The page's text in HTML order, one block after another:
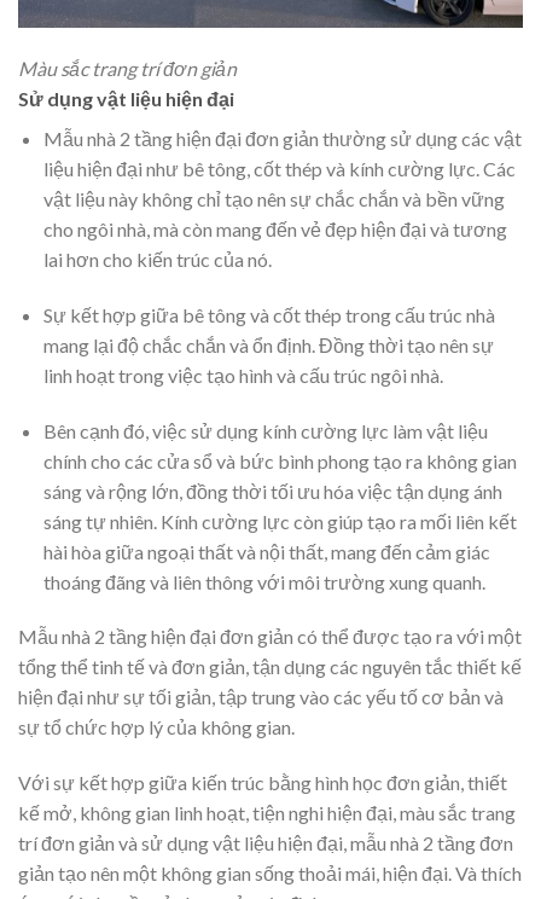
Màu sắc trang trí đơn giản
Sử dụng vật liệu hiện đại
Mẫu nhà 2 tầng hiện đại đơn giản thường sử dụng các vật
liệu hiện đại như bê tông, cốt thép và kính cường lực. Các
vật liệu này không chỉ tạo nên sự chắc chắn và bền vững
cho ngôi nhà, mà còn mang đến vẻ đẹp hiện đại và tương
lai hơn cho kiến trúc của nó.
Sự kết hợp giữa bê tông và cốt thép trong cấu trúc nhà
mang lại độ chắc chắn và ổn định. Đồng thời tạo nên sự
linh hoạt trong việc tạo hình và cấu trúc ngôi nhà.
Bên cạnh đó, việc sử dụng kính cường lực làm vật liệu
chính cho các cửa sổ và bức bình phong tạo ra không gian
sáng và rộng lớn, đồng thời tối ưu hóa việc tận dụng ánh
sáng tự nhiên. Kính cường lực còn giúp tạo ra mối liên kết
hài hòa giữa ngoại thất và nội thất, mang đến cảm giác
thoáng đãng và liên thông với môi trường xung quanh.
Mẫu nhà 2 tầng hiện đại đơn giản có thể được tạo ra với một
tổng thể tinh tế và đơn giản, tận dụng các nguyên tắc thiết kế
hiện đại như sự tối giản, tập trung vào các yếu tố cơ bản và
sự tổ chức hợp lý của không gian.
Với sự kết hợp giữa kiến trúc bằng hình học đơn giản, thiết
kế mở, không gian linh hoạt, tiện nghi hiện đại, màu sắc trang
trí đơn giản và sử dụng vật liệu hiện đại, mẫu nhà 2 tầng đơn
giản tạo nên một không gian sống thoải mái, hiện đại. Và thích